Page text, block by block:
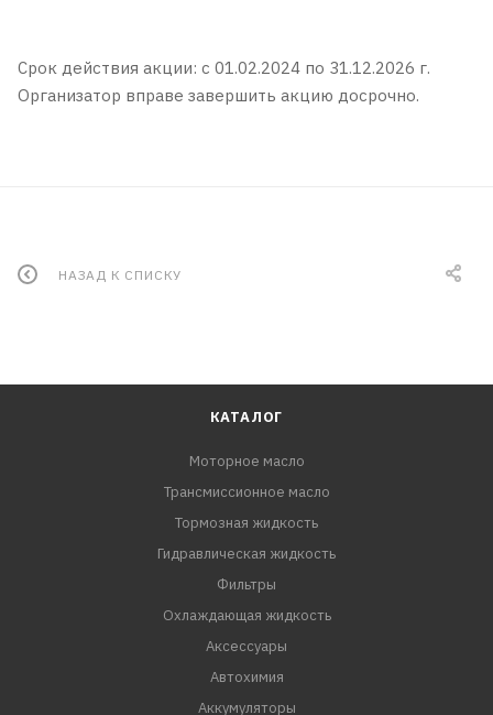
Срок действия акции: с 01.02.2024 по 31.12.2026 г.
Организатор вправе завершить акцию досрочно.
НАЗАД К СПИСКУ
КАТАЛОГ
Моторное масло
Трансмиссионное масло
Тормозная жидкость
Гидравлическая жидкость
Фильтры
Охлаждающая жидкость
Аксессуары
Автохимия
Аккумуляторы